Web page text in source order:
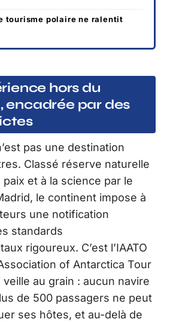
tourisme polaire ne ralentit
hors du
encadrée par des
pas une destination
Classé réserve naturelle
et à la science par le
le continent impose à
une notification
standards
rigoureux. C’est l’IAATO
of Antarctica Tour
au grain : aucun navire
de 500 passagers ne peut
ses hôtes, et au-delà de